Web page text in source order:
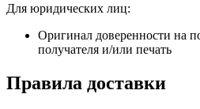
Для юридических лиц:
Оригинал доверенности на
получателя и/или печать
Правила доставки